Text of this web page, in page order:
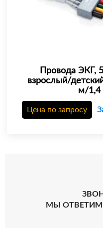
Провода ЭКГ,
взрослый/
м/1,4
Цена по запросу
МЫ ОТВЕТИМ